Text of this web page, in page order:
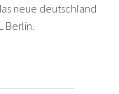
neue deutschland
Berlin.